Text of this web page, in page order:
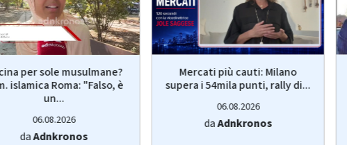
per sole musulmane?
islamica Roma: "Falso, è
un...
06.08.2026
daAdnkronos
Mercati più cauti: Milano
supera i 54mila punti, rally di...
06.08.2026
daAdnkronos